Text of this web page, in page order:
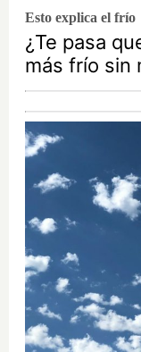
Esto explica el frío
¿Te pasa
más frío sin